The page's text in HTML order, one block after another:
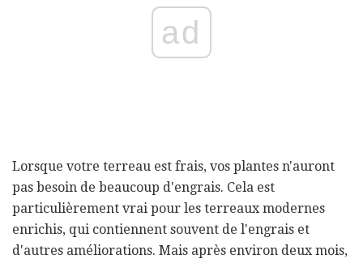
ad
Lorsque votre terreau est frais, vos plantes n'auront
pas besoin de beaucoup d'engrais. Cela est
particulièrement vrai pour les terreaux modernes
enrichis, qui contiennent souvent de l'engrais et
d'autres améliorations. Mais après environ deux mois,